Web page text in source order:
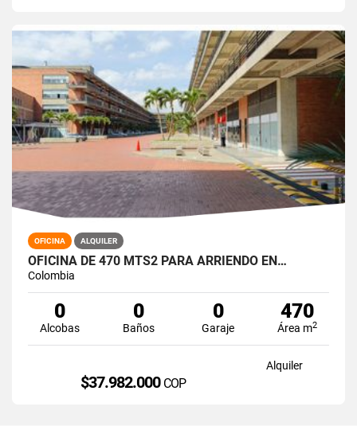
OFICINA ALQUILER
OFICINA DE 470 MTS2 PARA ARRIENDO EN…
Colombia
0
Alcobas
0
Baños
0
Garaje
470
Área m2
Alquiler
$37.982.000 COP